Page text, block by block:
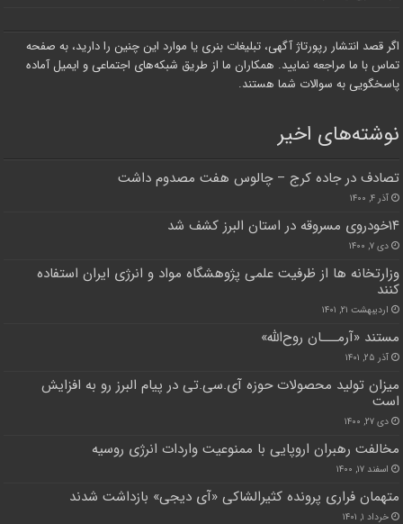
اگر قصد انتشار رپورتاژ آگهی، تبلیغات بنری یا موارد این چنین را دارید، به صفحه
تماس با ما مراجعه نمایید. همکاران ما از طریق شبکه‌های اجتماعی و ایمیل آماده
پاسخگویی به سوالات شما هستند.
نوشته‌های اخیر
تصادف در جاده کرج – چالوس هفت مصدوم داشت
آذر ۴, ۱۴۰۰
۱۴خودروی مسروقه در استان البرز کشف شد
دی ۷, ۱۴۰۰
وزارتخانه ها از ظرفیت علمی پژوهشگاه مواد و انرژی ایران استفاده
کنند
اردیبهشت ۲۱, ۱۴۰۱
مستند «آرمـــان روح‌الله»
آذر ۲۵, ۱۴۰۱
میزان تولید محصولات حوزه آی.سی.تی در پیام البرز رو به افزایش
است
دی ۲۷, ۱۴۰۰
مخالفت رهبران اروپایی با ممنوعیت واردات انرژی روسیه
اسفند ۱۷, ۱۴۰۰
متهمان فراری پرونده کثیرالشاکی «آی دیجی» بازداشت شدند
خرداد ۱, ۱۴۰۱